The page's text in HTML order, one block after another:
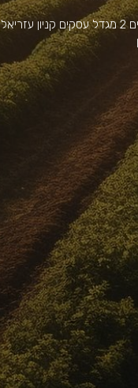
שד' נים 2 מגדל עסקים קניון